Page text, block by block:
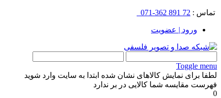
تماس : 72 891 362-071
ورود | عضویت
Toggle menu
لطفا برای نمایش کالاهای نشان شده ابتدا به سایت وارد شوید
فهرست مقایسه شما کالایی در بر ندارد
0